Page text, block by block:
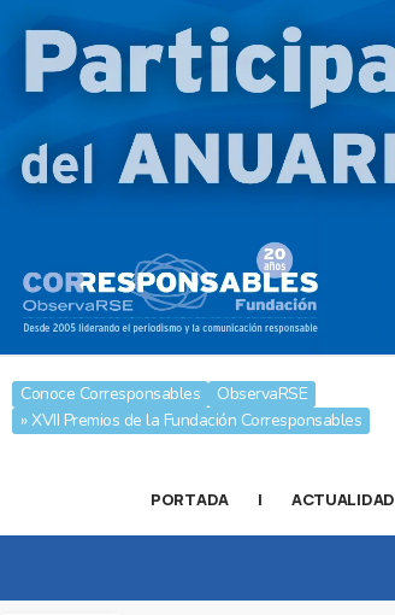
Conoce Corresponsables
ObservaRSE
» XVII Premios de la Fundación Corresponsables
PORTADA | ACTUALIDAD